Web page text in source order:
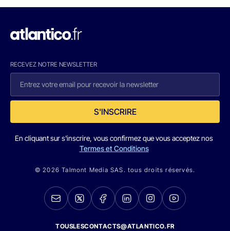
RECEVEZ NOTRE NEWSLETTER
S'INSCRIRE
En cliquant sur s'inscrire, vous confirmez que vous acceptez nos
Termes et Conditions
© 2026 Talmont Media SAS. tous droits réservés.
TOUSLESCONTACTS@ATLANTICO.FR